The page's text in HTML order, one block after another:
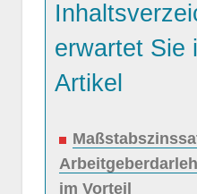
erwartet Sie
Artikel
im Vorteil